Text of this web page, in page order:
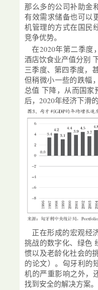
那么多的公司补助金
有效需求储备也可以
机管理的方式在国民
竞争优势。
在2020年第二季度
酒店饮食业产值分别
三季度、第四季度，
但稍微小一些的跌幅
总值 下降，从而国家
后，2020年经济下滑
正在形成的宏观经
挑战的数字化、绿色
惯以及老龄化社会的
的论文）。匈牙利的
机的严重影响之外，
找到安全的解决方案。